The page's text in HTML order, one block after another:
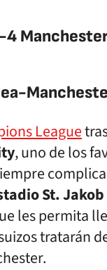
4
League
, uno de los
St.
les permita
tratarán